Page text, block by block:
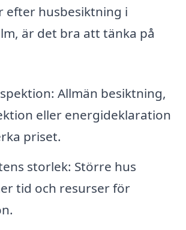
efter husbesiktning i
är det bra att tänka på
Allmän besiktning,
eller energideklaration
priset.
storlek: Större hus
tid och resurser för